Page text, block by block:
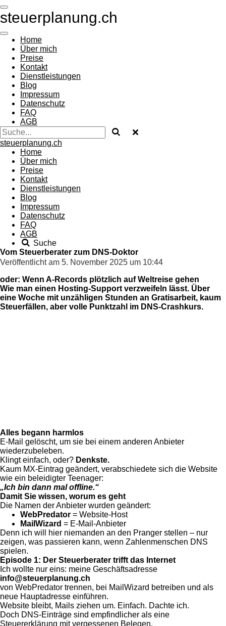
Zum
Hauptinhalt
steuerplanung.ch
Home
Über mich
Preise
Kontakt
Dienstleistungen
Blog
Impressum
Datenschutz
FAQ
AGB
steuerplanung.ch
Home
Über mich
Preise
Kontakt
Dienstleistungen
Blog
Impressum
Datenschutz
FAQ
AGB
Suche
Vom Steuerberater zum DNS-Doktor
Veröffentlicht am 5. November 2025 um 10:44
oder: Wenn A-Records plötzlich auf Weltreise gehen
Wie man einen Hosting-Support verzweifeln lässt. Über
eine Woche mit unzähligen Stunden an Gratisarbeit, kaum
Steuerfällen, aber volle Punktzahl im DNS-Crashkurs.
Alles begann harmlos
E-Mail gelöscht, um sie bei einem anderen Anbieter
wiederzubeleben.
Klingt einfach, oder? Denkste.
Kaum MX-Eintrag geändert, verabschiedete sich die Website
wie ein beleidigter Teenager:
„Ich bin dann mal offline.“
Damit Sie wissen, worum es geht
Die Namen der Anbieter wurden geändert:
WebPredator = Website-Host
MailWizard = E-Mail-Anbieter
Denn ich will hier niemanden an den Pranger stellen – nur
zeigen, was passieren kann, wenn Zahlenmenschen DNS
spielen.
Episode 1: Der Steuerberater trifft das Internet
Ich wollte nur eins: meine Geschäftsadresse
info@steuerplanung.ch
von WebPredator trennen, bei MailWizard betreiben und als
neue Hauptadresse einführen.
Website bleibt, Mails ziehen um. Einfach. Dachte ich.
Doch DNS-Einträge sind empfindlicher als eine
Steuererklärung mit vergessenen Belegen.